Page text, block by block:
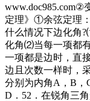
定理》①余弦定理
什么情况下边化角
化角⑵当每一项都
一项都是边时，直
边且次数一样时，
分别为内角A，B，
D．52．在锐角三